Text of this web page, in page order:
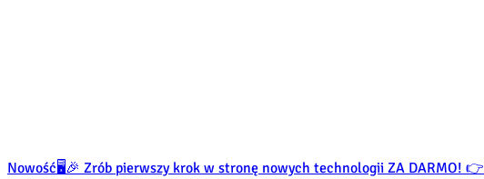
Nowość🖥️🎉 Zrób pierwszy krok w stronę nowych technologii ZA DARMO! 👉